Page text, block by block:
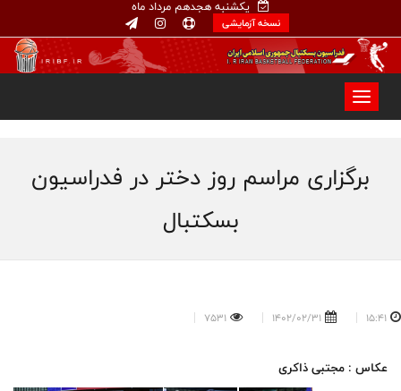
یکشنبه هجدهم مرداد ماه
نسخه آزمایشی
برگزاری مراسم روز دختر در فدراسیون
بسکتبال
15:41
1402/02/31
7531
عکاس : مجتبی ذاکری